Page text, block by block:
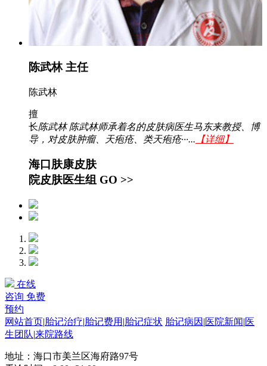
陈武林 主任
陈武林
擅
长陈武林 陈武林师承着名的皮肤病医生马东来教授、博
导，对皮肤肿瘤、天疱疮、类天疱疮···... 【详细】
海口肤康皮肤
院皮肤医生组 GO >>
在线
咨询 免费
预约
网站首页|胎记治疗|胎记费用 |胎记症状 胎记病因 |医院新闻|医
生团队|来院路线
地址：海口市美兰区海府路97号